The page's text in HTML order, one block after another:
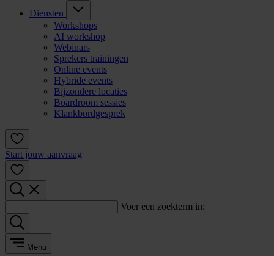
Diensten
Workshops
AI workshop
Webinars
Sprekers trainingen
Online events
Hybride events
Bijzondere locaties
Boardroom sessies
Klankbordgesprek
Start jouw aanvraag
Voer een zoekterm in:
Menu